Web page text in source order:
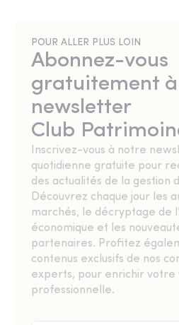
POUR ALLER PLUS LOIN
Abonnez-vous
gratuitement
newsletter
Club
Inscrivez-vous à notre
quotidienne gratuite pour
des actualités de la gestion
Découvrez chaque jour les
marchés, le décryptage de
économique et les
partenaires. Profitez
contenus exclusifs de nos
experts, pour enrichir votre
professionnelle.